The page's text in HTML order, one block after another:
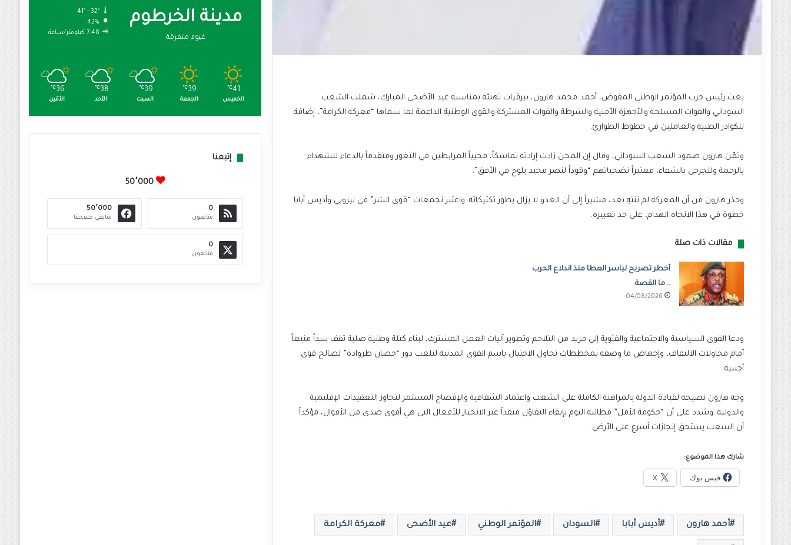
بعث رئيس حزب المؤتمر الوطني المفوض، أحمد محمد هارون، ببرقيات تهنئة بمناسبة عيد الأضحى المبارك، شملت الشعب
السوداني والقوات المسلحة والأجهزة الأمنية والشرطة والقوات المشتركة والقوى الوطنية الداعمة لما سماها “معركة الكرامة”، إضافة
للكوادر الطبية والعاملين في خطوط الطوارئ.
وثمّن هارون صمود الشعب السوداني، وقال إن المحن زادت إرادته تماسكاً، محيياً المرابطين في الثغور ومتقدماً بالدعاء للشهداء
بالرحمة وللجرحى بالشفاء، معتبراً تضحياتهم “وقوداً لنصر مجيد يلوح في الأفق”.
وحذر هارون من أن المعركة لم تنتهِ بعد، مشيراً إلى أن العدو لا يزال يطور تكتيكاته. واعتبر تجمعات “قوى الشر” في نيروبي وأديس أبابا
خطوة في هذا الاتجاه الهدام، على حد تعبيره.
مقالات ذات صلة
أخطر تصريح لياسر العطا منذ اندلاع الحرب
.. ما القصة
04/08/2026
ودعا القوى السياسية والاجتماعية والفئوية إلى مزيد من التلاحم وتطوير آليات العمل المشترك، لبناء كتلة وطنية صلبة تقف سداً منيعاً
أمام محاولات الالتفاف، وإجهاض ما وصفه بمخططات تحاول الاحتيال باسم القوى المدنية لتلعب دور “حصان طروادة” لصالح قوى
أجنبية.
وجه هارون نصيحة لقيادة الدولة بالمراهنة الكاملة على الشعب واعتماد الشفافية والإفصاح المستمر لتجاوز التعقيدات الإقليمية
والدولية. وشدد على أن “حكومة الأمل” مطالبة اليوم بإبقاء التفاؤل متقداً عبر الانحياز للأفعال التي هي أقوى صدى من الأقوال، مؤكداً
أن الشعب يستحق إنجازات أسرع على الأرض.
شارك هذا الموضوع:
فيس بوك X
أحمد هارون أديس أبابا السودان المؤتمر الوطني عيد الأضحى معركة الكرامة
مدينة الخرطوم
غيوم متفرقة
41º - 32º
42%
7.48 كيلومتر/ساعة
41
℃
الخميس
39
℃
الجمعة
39
℃
السبت
38
℃
الأحد
36
℃
الأثنين
إتبعنا
50٬000
0
متابعون
50٬000
متابعي صفحتنا
0
متابعون